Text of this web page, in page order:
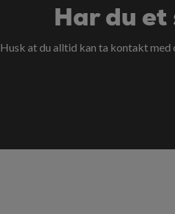
Har du
Husk at du alltid kan ta kontakt med